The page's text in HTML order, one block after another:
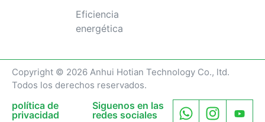
Eficiencia
energética
Copyright © 2026 Anhui Hotian Technology Co., ltd.
Todos los derechos reservados.
política de
privacidad
Siguenos en las
redes sociales